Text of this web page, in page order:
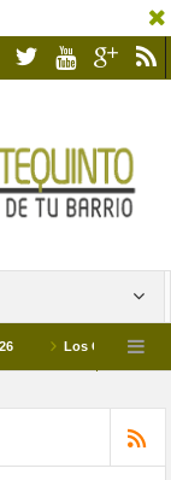
Los Campus de